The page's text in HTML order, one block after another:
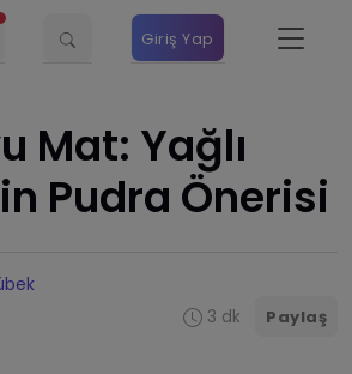
Giriş Yap
Mat: Yağlı
Pudra Önerisi
3 dk Paylaş